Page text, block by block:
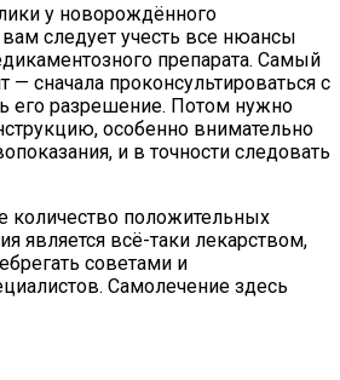
у новорождённого
следует учесть все нюансы
препарата. Самый
сначала проконсультироваться с
его разрешение. Потом нужно
особенно внимательно
и в точности следовать
количество положительных
является всё-таки лекарством,
советами и
Самолечение здесь